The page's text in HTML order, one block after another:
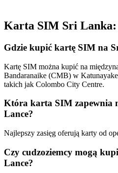
Karta SIM Sri Lanka:
Gdzie kupić kartę SIM na
Kartę SIM można kupić na
Bandaranaike (CMB) w
takich jak Colombo City Centre.
Która karta SIM zapewnia
Lance?
Najlepszy zasięg oferują karty od
Czy cudzoziemcy mogą
Lance?